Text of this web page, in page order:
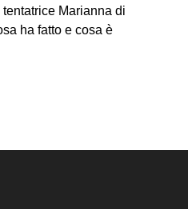
Marianna di
ha fatto e cosa è